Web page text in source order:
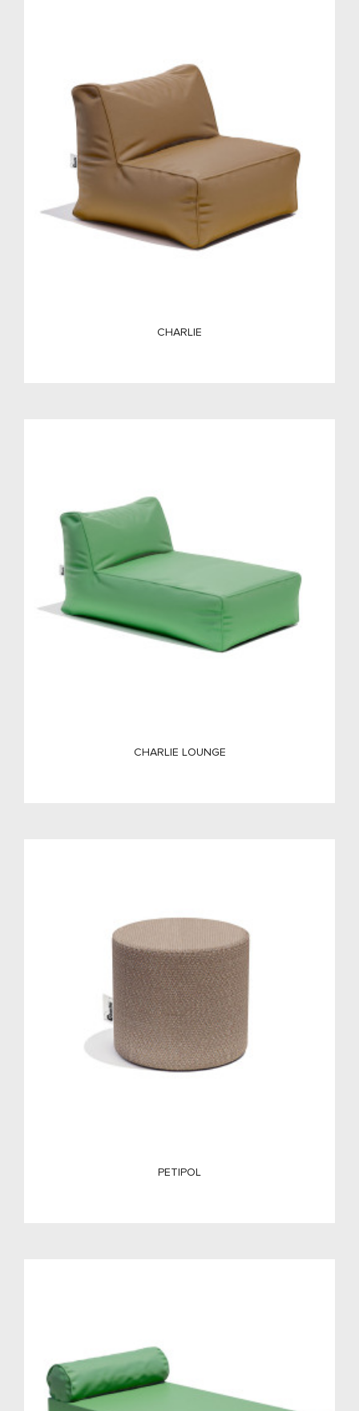
CHARLIE
CHARLIE LOUNGE
PETIPOL